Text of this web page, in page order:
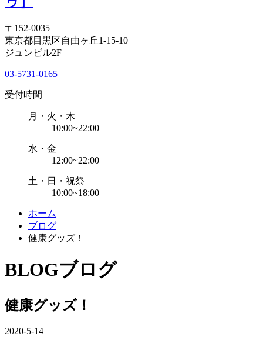
〒152-0035
東京都目黒区自由ヶ丘1-15-10
ジュンビル2F
03-5731-0165
受付時間
月・火・木
10:00~22:00
水・金
12:00~22:00
土・日・祝祭
10:00~18:00
ホーム
ブログ
健康グッズ！
BLOGブログ
健康グッズ！
2020-5-14